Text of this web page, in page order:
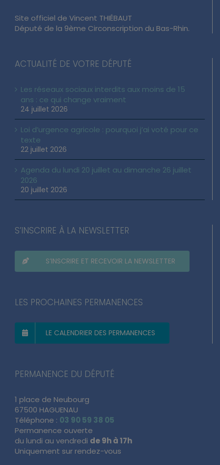
Site officiel de Vincent THIÉBAUT
Les réseaux sociaux interdits aux moins de 15
ans : ce qui change vraiment
24 juillet 2026
Loi d’urgence agricole : pourquoi j’ai voté pour ce
texte
22 juillet 2026
Agenda du lundi 20 juillet au dimanche 26 juillet
2026
20 juillet 2026
S’INSCRIRE ET RECEVOIR LA NEWSLETTER
LE CALENDRIER DES PERMANENCES
1 place de Neubourg
67500 HAGUENAU
Téléphone :03 90 59 38 05
Permanence ouverte
du lundi au vendredide 9h à 17h